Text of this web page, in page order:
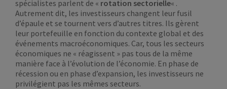
spécialistes parlent de « rotation sectorielle« .
Autrement dit, les investisseurs changent leur fusil
d’épaule et se tournent vers d’autres titres. Ils gèrent
leur portefeuille en fonction du contexte global et des
événements macroéconomiques. Car, tous les secteurs
économiques ne « réagissent » pas tous de la même
manière face à l’évolution de l’économie. En phase de
récession ou en phase d’expansion, les investisseurs ne
privilégient pas les mêmes secteurs.